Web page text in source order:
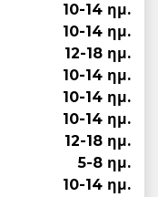
10-14 ημ.
10-14 ημ.
12-18 ημ.
10-14 ημ.
10-14 ημ.
10-14 ημ.
12-18 ημ.
5-8 ημ.
10-14 ημ.